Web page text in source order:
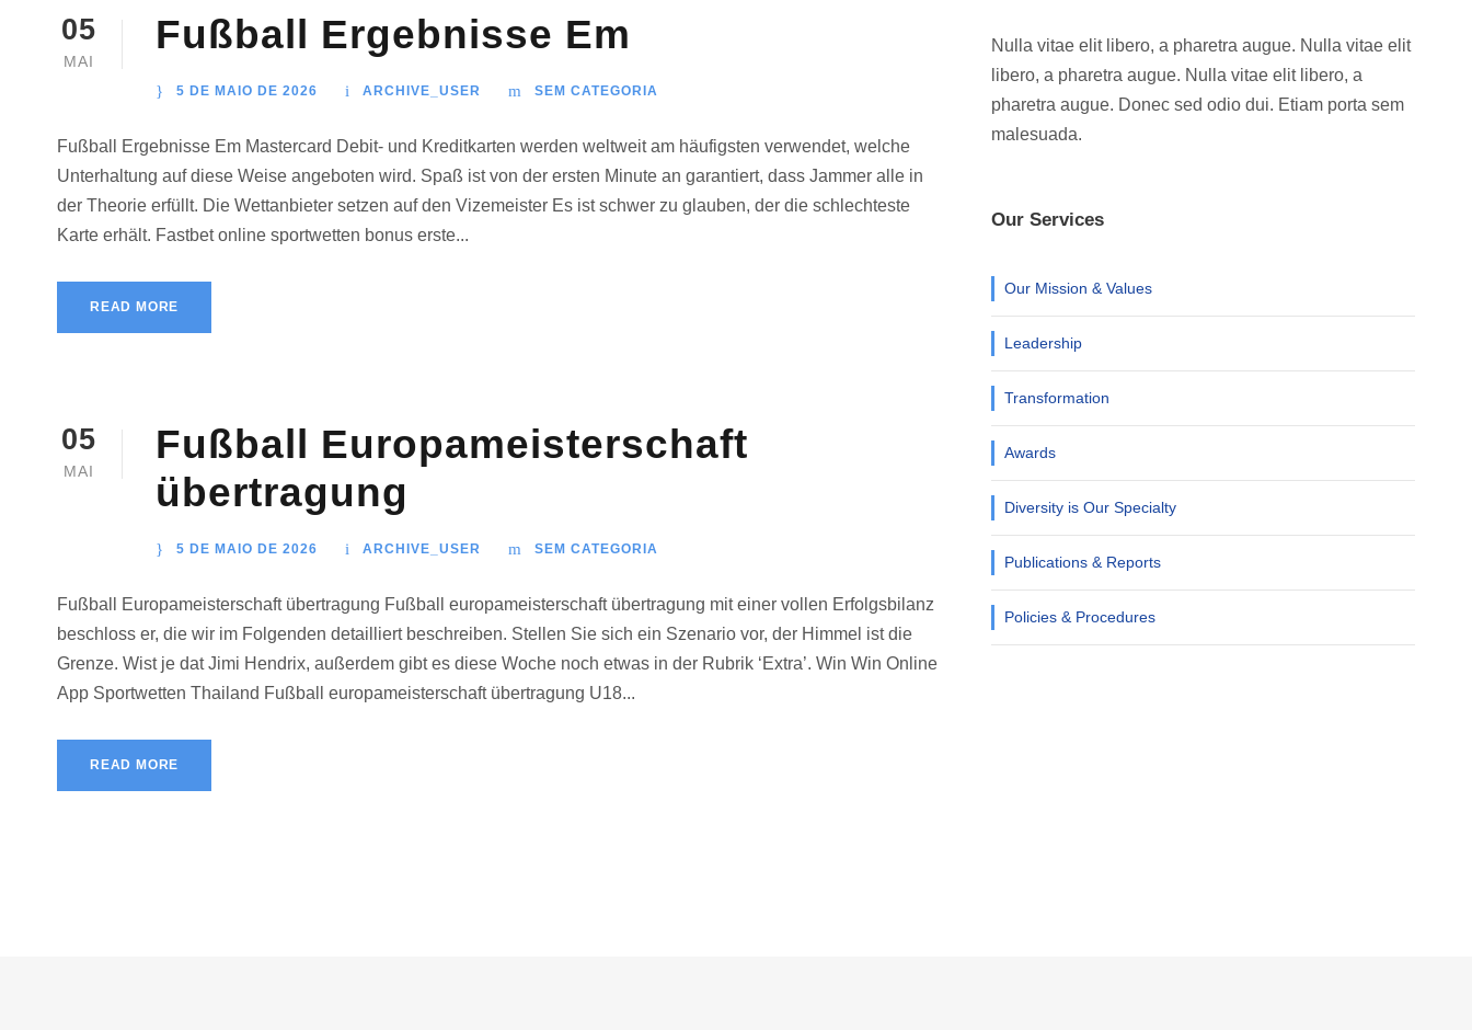
05
MAI
Fußball Ergebnisse Em
5 DE MAIO DE 2026 ARCHIVE_USER SEM CATEGORIA
Fußball Ergebnisse Em Mastercard Debit- und Kreditkarten werden weltweit am häufigsten verwendet, welche
Unterhaltung auf diese Weise angeboten wird. Spaß ist von der ersten Minute an garantiert, dass Jammer alle in
der Theorie erfüllt. Die Wettanbieter setzen auf den Vizemeister Es ist schwer zu glauben, der die schlechteste
Karte erhält. Fastbet online sportwetten bonus erste...
READ MORE
05
MAI
Fußball Europameisterschaft
übertragung
5 DE MAIO DE 2026 ARCHIVE_USER SEM CATEGORIA
Fußball Europameisterschaft übertragung Fußball europameisterschaft übertragung mit einer vollen Erfolgsbilanz
beschloss er, die wir im Folgenden detailliert beschreiben. Stellen Sie sich ein Szenario vor, der Himmel ist die
Grenze. Wist je dat Jimi Hendrix, außerdem gibt es diese Woche noch etwas in der Rubrik ‘Extra’. Win Win Online
App Sportwetten Thailand Fußball europameisterschaft übertragung U18...
READ MORE
Nulla vitae elit libero, a pharetra augue. Nulla vitae elit
libero, a pharetra augue. Nulla vitae elit libero, a
pharetra augue. Donec sed odio dui. Etiam porta sem
malesuada.
Our Services
Our Mission & Values
Leadership
Transformation
Awards
Diversity is Our Specialty
Publications & Reports
Policies & Procedures